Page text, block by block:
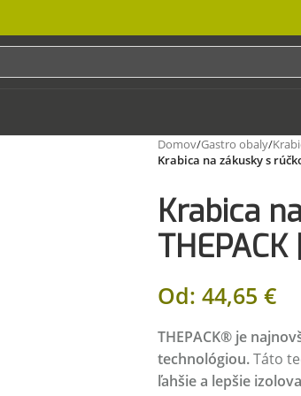
Domov/Gastro obaly/
Krabica na zákusky s
Krabica
Od: 44,65 €
THEPACK® je
technológiou.Táto
ľahšie a lepšie